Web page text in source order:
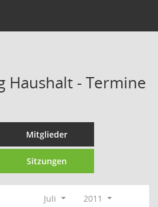
Haushalt - Termine
Mitglieder
Sitzungen
Juli
2011